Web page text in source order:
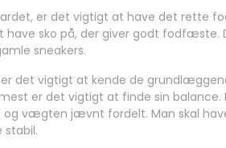
er det vigtigt at have det rette
have sko på, der giver godt
sneakers.
det vigtigt at kende de
er det vigtigt at finde sin balance.
vægten jævnt fordelt. Man skal
stabil.